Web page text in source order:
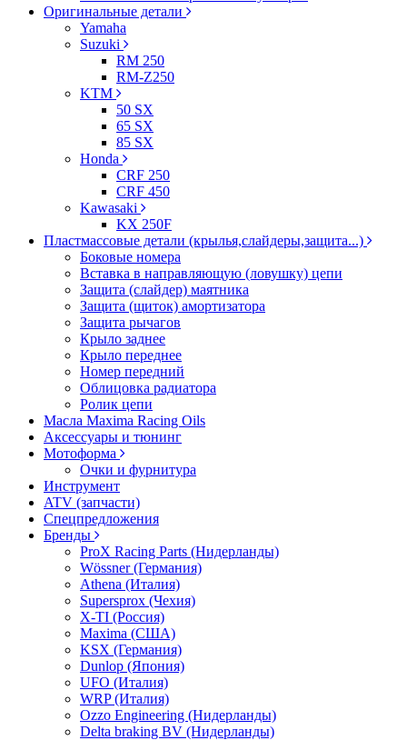
Оригинальные детали
Yamaha
Suzuki
RM 250
RM-Z250
KTM
50 SX
65 SX
85 SX
Honda
CRF 250
CRF 450
Kawasaki
KX 250F
Пластмассовые детали (крылья,слайдеры,защита...)
Боковые номера
Вставка в направляющую (ловушку) цепи
Защита (слайдер) маятника
Защита (щиток) амортизатора
Защита рычагов
Крыло заднее
Крыло переднее
Номер передний
Облицовка радиатора
Ролик цепи
Масла Maxima Racing Oils
Аксессуары и тюнинг
Мотоформа
Очки и фурнитура
Инструмент
ATV (запчасти)
Спецпредложения
Бренды
ProX Racing Parts (Нидерланды)
Wössner (Германия)
Athena (Италия)
Supersprox (Чехия)
X-TI (Россия)
Maxima (США)
KSX (Германия)
Dunlop (Япония)
UFO (Италия)
WRP (Италия)
Ozzo Engineering (Нидерланды)
Delta braking BV (Нидерланды)